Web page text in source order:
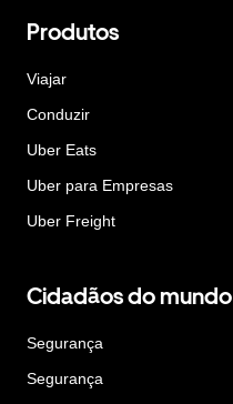
Produtos
Viajar
Conduzir
Uber Eats
Uber para Empresas
Uber Freight
Cidadãos do mundo
Segurança
Segurança